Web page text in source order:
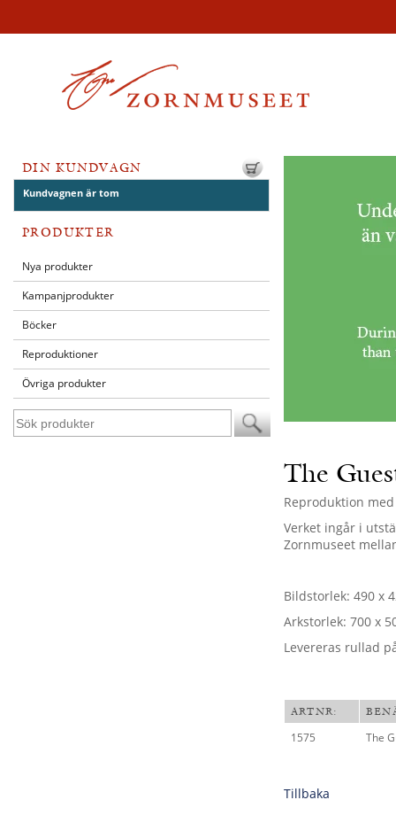
DIN KUNDVAGN
Kundvagnen är tom
PRODUKTER
Nya produkter
Kampanjprodukter
Böcker
Reproduktioner
Övriga produkter
The
Reproduktion
Verket ingår i
Zornmuseet
Bildstorlek: 490 x
Arkstorlek: 700 x
Levereras rullad
ARTNR:
1575 The
Tillbaka